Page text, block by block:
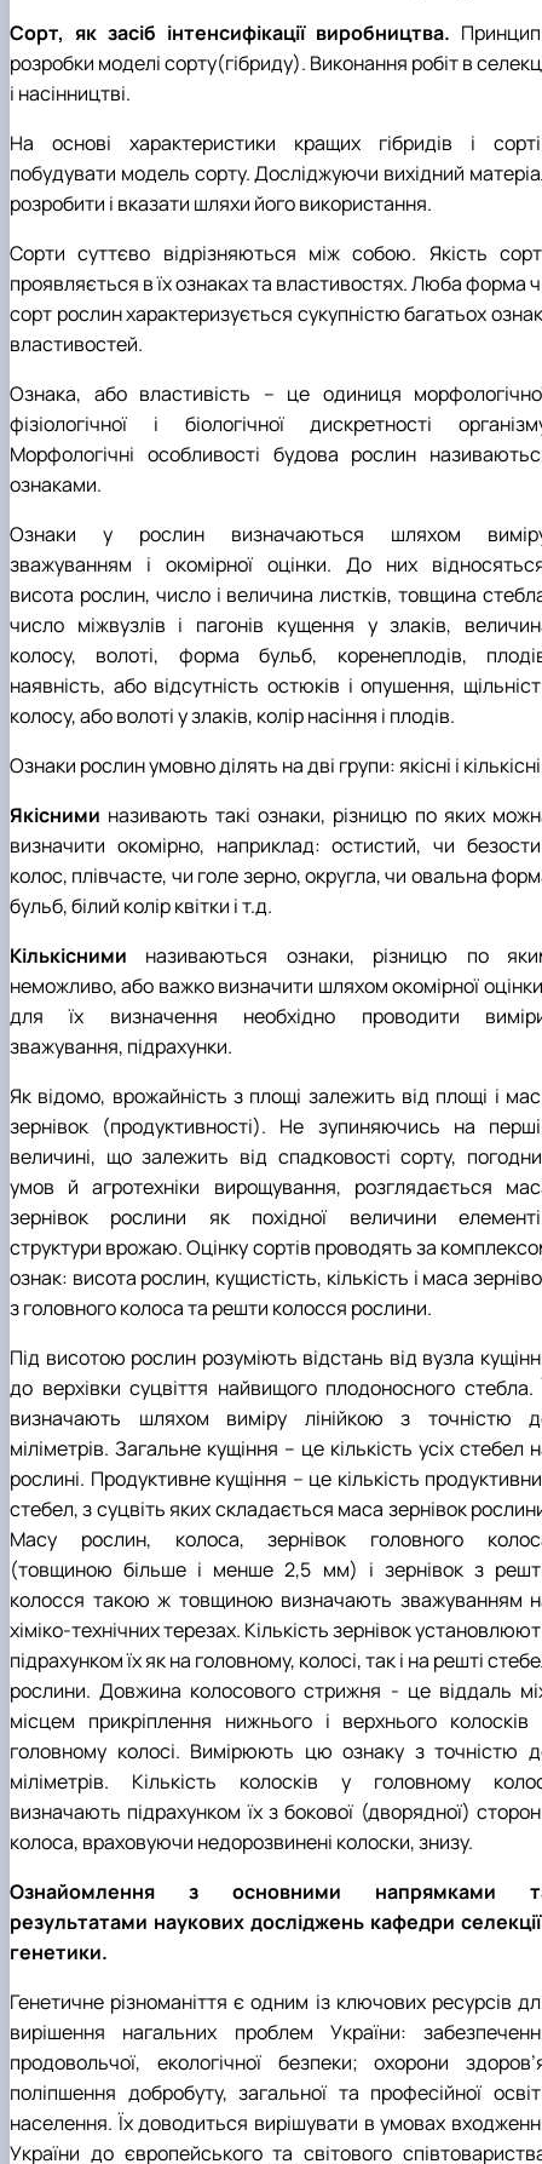
Сорт, як засіб інтенсифікації виробництва.
розробки моделі сорту(гібриду). Виконання робіт в
і насінництві.
На основі характеристики кращих гібридів і
побудувати модель сорту. Досліджуючи вихідний
розробити і вказати шляхи його використання.
Сорти суттєво відрізняються між собою. Якість
проявляється в їх ознаках та властивостях. Люба форма
сорт рослин характеризується сукупністю багатьох ознак
властивостей.
Ознака, або властивість – це одиниця
фізіологічної і біологічної дискретності
Морфологічні особливості будова рослин
ознаками.
Ознаки у рослин визначаються шляхом
зважуванням і окомірної оцінки. До них
висота рослин, число і величина листків, товщина
число міжвузлів і пагонів кущення у злаків,
колосу, волоті, форма бульб, коренеплодів,
наявність, або відсутність остюків і опушення,
колосу, або волоті у злаків, колір насіння і плодів.
Ознаки рослин умовно ділять на дві групи: якісні і
Якісними називають такі ознаки, різницю по яких
визначити окомірно, наприклад: остистий, чи
колос, плівчасте, чи голе зерно, округла, чи овальна
бульб, білий колір квітки і т.д.
Кількісними називаються ознаки, різницю по
неможливо, або важко визначити шляхом окомірної оцінки
для їх визначення необхідно проводити
зважування, підрахунки.
Як відомо, врожайність з площі залежить від площі і
зернівок (продуктивності). Не зупиняючись на
величині, що залежить від спадковості сорту,
умов й агротехніки вирощування, розглядається
зернівок рослини як похідної величини
структури врожаю. Оцінку сортів проводять за
ознак: висота рослин, кущистість, кількість і маса
з головного колоса та решти колосся рослини.
Під висотою рослин розуміють відстань від вузла
до верхівки суцвіття найвищого плодоносного стебла.
визначають шляхом виміру лінійкою з точністю
міліметрів. Загальне кущіння – це кількість усіх стебел
рослині. Продуктивне кущіння – це кількість
стебел, з суцвіть яких складається маса зернівок
Масу рослин, колоса, зернівок головного
(товщиною більше і менше 2,5 мм) і зернівок з
колосся такою ж товщиною визначають зважуванням
хіміко-технічних терезах. Кількість зернівок
підрахунком їх як на головному, колосі, так і на решті
рослини. Довжина колосового стрижня - це віддаль
місцем прикріплення нижнього і верхнього колосків
головному колосі. Вимірюють цю ознаку з точністю
міліметрів. Кількість колосків у головному
визначають підрахунком їх з бокової (дворядної)
колоса, враховуючи недорозвинені колоски, знизу.
Ознайомлення з основними напрямками
результатами наукових досліджень кафедри селекції
генетики.
Генетичне різноманіття є одним із ключових ресурсів
вирішення нагальних проблем України:
продовольчої, екологічної безпеки; охорони
поліпшення добробуту, загальної та професійної
населення. Їх доводиться вирішувати в умовах
України до європейського та світового